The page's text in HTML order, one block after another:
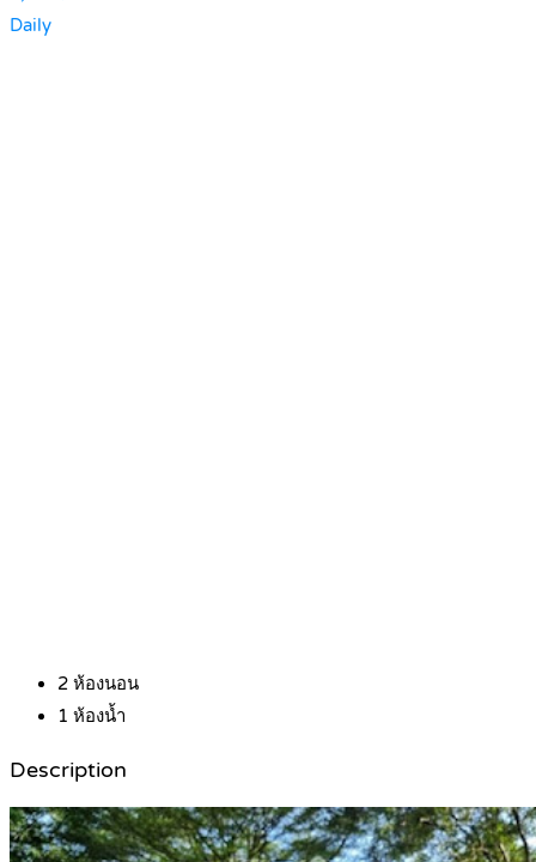
Daily
2 ห้องนอน
1 ห้องน้ำ
Description